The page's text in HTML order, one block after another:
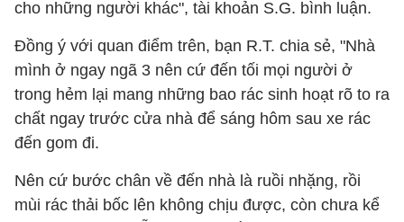
cho những người khác", tài khoản S.G. bình luận.
Đồng ý với quan điểm trên, bạn R.T. chia sẻ, "Nhà
mình ở ngay ngã 3 nên cứ đến tối mọi người ở
trong hẻm lại mang những bao rác sinh hoạt rõ to ra
chất ngay trước cửa nhà để sáng hôm sau xe rác
đến gom đi.
Nên cứ bước chân về đến nhà là ruồi nhặng, rồi
mùi rác thải bốc lên không chịu được, còn chưa kể